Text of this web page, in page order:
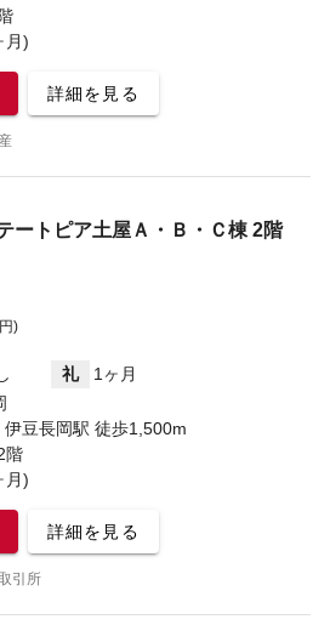
月)
詳細を見る
ートピア土屋Ａ・Ｂ・Ｃ棟 2階
)
礼
1ヶ月
豆長岡駅 徒歩1,500m
階
月)
詳細を見る
引所